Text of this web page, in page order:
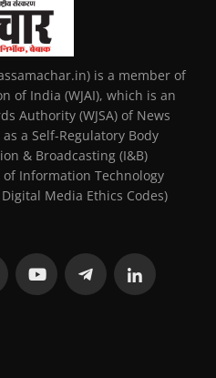
is a member of
of India (WJAI), which is an
Authority (WJSA) of News
a Self-Regulatory Body
& Broadcasting (I&B)
Information Technology
Media Ethics Codes)